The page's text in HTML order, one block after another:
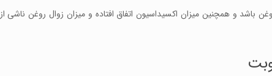
روغن باشد و همچنین میزان اکسیداسیون اتفاق افتاده و میزان زوال روغن